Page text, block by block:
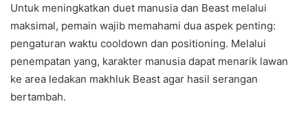
Untuk meningkatkan duet manusia dan Beast melalui
maksimal, pemain wajib memahami dua aspek penting:
pengaturan waktu cooldown dan positioning. Melalui
penempatan yang, karakter manusia dapat menarik lawan
ke area ledakan makhluk Beast agar hasil serangan
bertambah.